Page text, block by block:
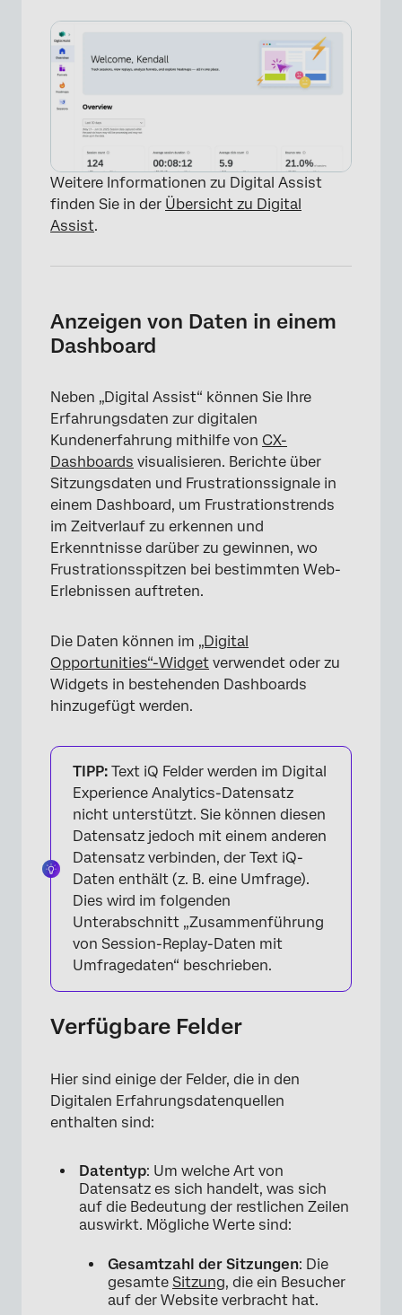
×
Weitere Informationen zu Digital Assist
finden Sie in der Übersicht zu Digital
Assist.
Anzeigen von Daten in einem
Dashboard
Neben „Digital Assist“ können Sie Ihre
Erfahrungsdaten zur digitalen
Kundenerfahrung mithilfe von CX-
Dashboards visualisieren. Berichte über
Sitzungsdaten und Frustrationssignale in
einem Dashboard, um Frustrationstrends
im Zeitverlauf zu erkennen und
Erkenntnisse darüber zu gewinnen, wo
Frustrationsspitzen bei bestimmten Web-
Erlebnissen auftreten.
Die Daten können im „Digital
Opportunities“-Widget verwendet oder zu
Widgets in bestehenden Dashboards
hinzugefügt werden.
TIPP: Text iQ Felder werden im Digital
Experience Analytics-Datensatz
nicht unterstützt. Sie können diesen
Datensatz jedoch mit einem anderen
Datensatz verbinden, der Text iQ-
Daten enthält (z. B. eine Umfrage).
Dies wird im folgenden
Unterabschnitt „Zusammenführung
von Session-Replay-Daten mit
Umfragedaten“ beschrieben.
Verfügbare Felder
Hier sind einige der Felder, die in den
Digitalen Erfahrungsdatenquellen
enthalten sind:
Datentyp: Um welche Art von
Datensatz es sich handelt, was sich
auf die Bedeutung der restlichen Zeilen
auswirkt. Mögliche Werte sind:
Gesamtzahl der Sitzungen: Die
gesamte Sitzung, die ein Besucher
auf der Website verbracht hat.